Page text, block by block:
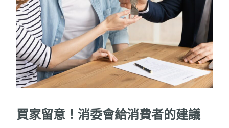
買家留意！消委會給消費者的建議